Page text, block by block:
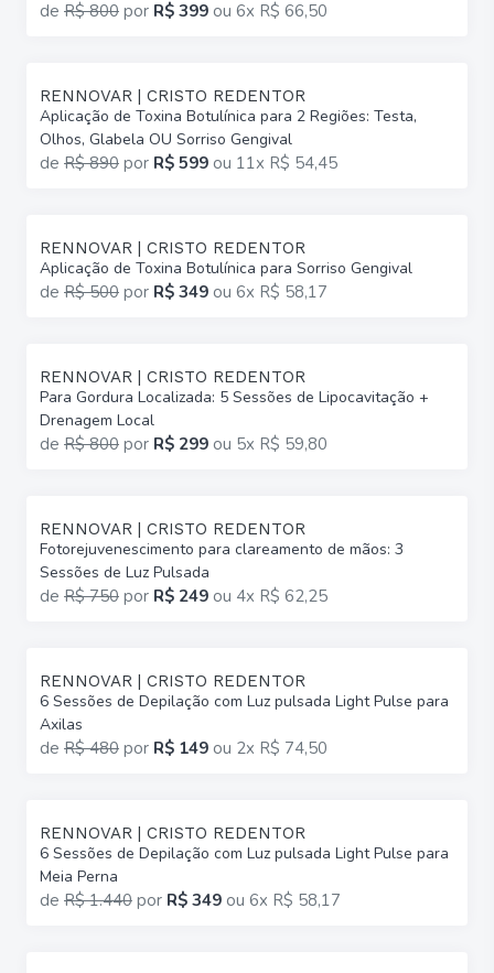
de R$ 800 por R$ 399 ou 6x R$ 66,50
RENNOVAR | CRISTO REDENTOR
Aplicação de Toxina Botulínica para 2 Regiões: Testa,
Olhos, Glabela OU Sorriso Gengival
de R$ 890 por R$ 599 ou 11x R$ 54,45
RENNOVAR | CRISTO REDENTOR
Aplicação de Toxina Botulínica para Sorriso Gengival
de R$ 500 por R$ 349 ou 6x R$ 58,17
RENNOVAR | CRISTO REDENTOR
Para Gordura Localizada: 5 Sessões de Lipocavitação +
Drenagem Local
de R$ 800 por R$ 299 ou 5x R$ 59,80
RENNOVAR | CRISTO REDENTOR
Fotorejuvenescimento para clareamento de mãos: 3
Sessões de Luz Pulsada
de R$ 750 por R$ 249 ou 4x R$ 62,25
RENNOVAR | CRISTO REDENTOR
6 Sessões de Depilação com Luz pulsada Light Pulse para
Axilas
de R$ 480 por R$ 149 ou 2x R$ 74,50
RENNOVAR | CRISTO REDENTOR
6 Sessões de Depilação com Luz pulsada Light Pulse para
Meia Perna
de R$ 1.440 por R$ 349 ou 6x R$ 58,17